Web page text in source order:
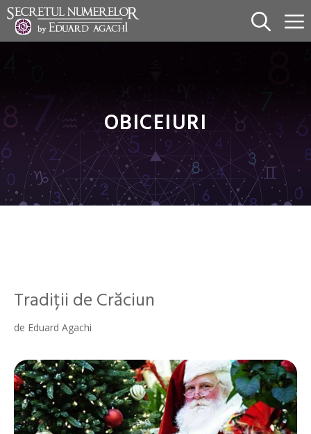
Sari
conținut
OBICEIURI
Tradiții de Crăciun
de Eduard Agachi